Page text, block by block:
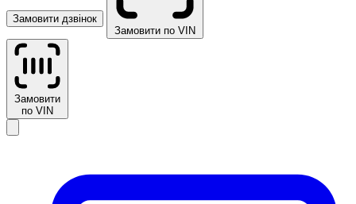
Замовити дзвінок
Замовити по VIN
Замовити
по VIN